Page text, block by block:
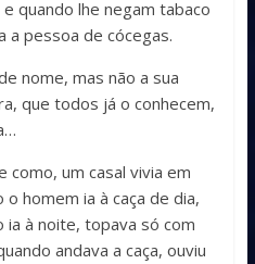
quando lhe negam tabaco
a pessoa de cócegas.
nome, mas não a sua
que todos já o conhecem,
como, um casal vivia em
homem ia à caça de dia,
ia à noite, topava só com
andava a caça, ouviu